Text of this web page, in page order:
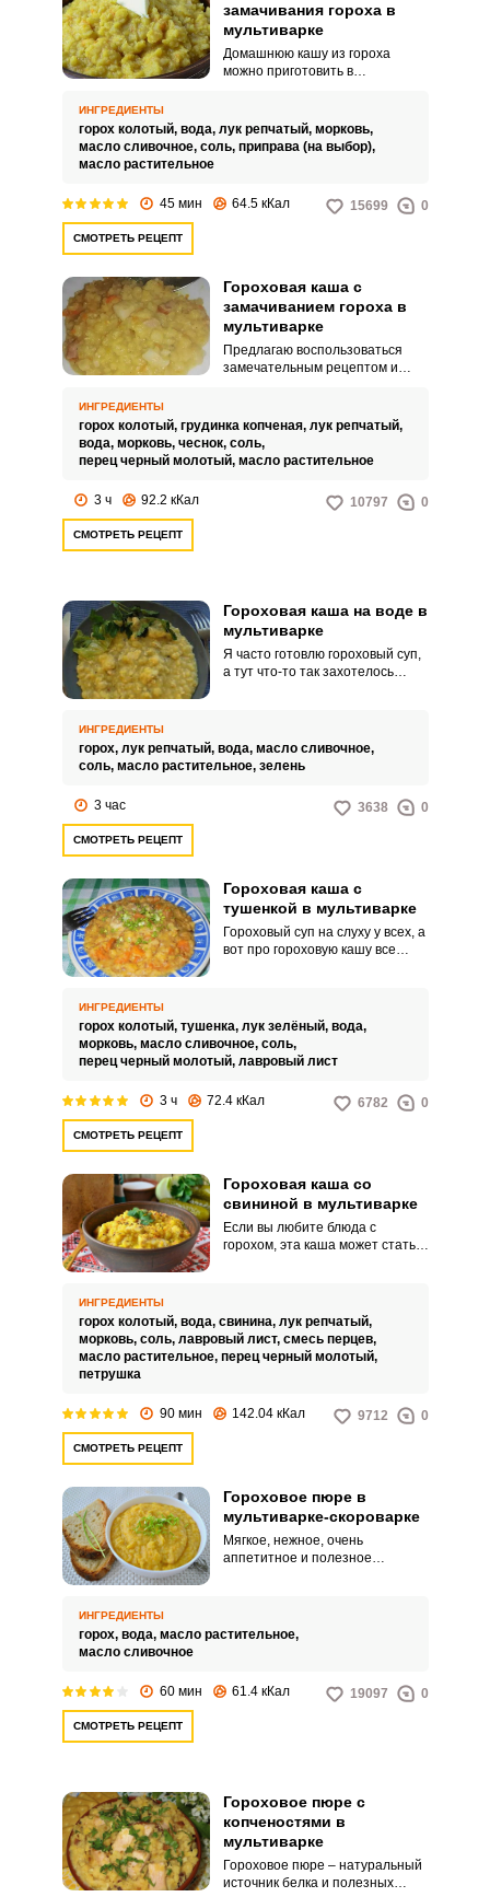
замачивания гороха в
мультиварке
Домашнюю кашу из гороха
можно приготовить в
ускорит кулинарный процесс.
ИНГРЕДИЕНТЫ
горох колотый, вода, лук репчатый, морковь,
масло сливочное, соль, приправа (на выбор),
масло растительное
45 мин 64.5 кКал 15699 0
СМОТРЕТЬ РЕЦЕПТ
Гороховая каша с
замачиванием гороха в
мультиварке
Предлагаю воспользоваться
замечательным рецептом и
мультиварке. Необыкновенная
гороховая каша получается
нежной и сытной.
ИНГРЕДИЕНТЫ
горох колотый, грудинка копченая, лук репчатый,
вода, морковь, чеснок, соль,
перец черный молотый, масло растительное
3 ч 92.2 кКал 10797 0
СМОТРЕТЬ РЕЦЕПТ
Гороховая каша на воде в
мультиварке
Я часто готовлю гороховый суп,
а тут что-то так захотелось
приготовленной на воде в
мультиварке.
ИНГРЕДИЕНТЫ
горох, лук репчатый, вода, масло сливочное,
соль, масло растительное, зелень
3 час 3638 0
СМОТРЕТЬ РЕЦЕПТ
Гороховая каша с
тушенкой в мультиварке
Гороховый суп на слуху у всех, а
вот про гороховую кашу все
ИНГРЕДИЕНТЫ
горох колотый, тушенка, лук зелёный, вода,
морковь, масло сливочное, соль,
перец черный молотый, лавровый лист
3 ч 72.4 кКал 6782 0
СМОТРЕТЬ РЕЦЕПТ
Гороховая каша со
свининой в мультиварке
Если вы любите блюда с
горохом, эта каша может стать
распадающаяся на волокна,
сочная нежная консистенция,
вкуснейший аромат.
ИНГРЕДИЕНТЫ
горох колотый, вода, свинина, лук репчатый,
морковь, соль, лавровый лист, смесь перцев,
масло растительное, перец черный молотый,
петрушка
90 мин 142.04 кКал 9712 0
СМОТРЕТЬ РЕЦЕПТ
Гороховое пюре в
мультиварке-скороварке
Мягкое, нежное, очень
аппетитное и полезное
домашнее меню и порадует
родных потрясающим вкусом!
ИНГРЕДИЕНТЫ
горох, вода, масло растительное,
масло сливочное
60 мин 61.4 кКал 19097 0
СМОТРЕТЬ РЕЦЕПТ
Гороховое пюре с
копченостями в
мультиварке
Гороховое пюре – натуральный
источник белка и полезных